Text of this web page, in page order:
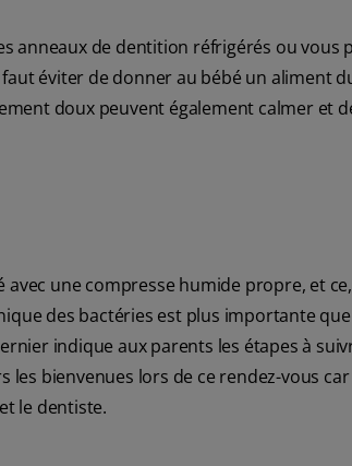
anneaux de dentition réfrigérés ou vous
éviter de donner au bébé un aliment
doux peuvent également calmer et
une compresse humide propre, et
des bactéries est plus importante
indique aux parents les étapes à
bienvenues lors de ce rendez-vous car
le dentiste.